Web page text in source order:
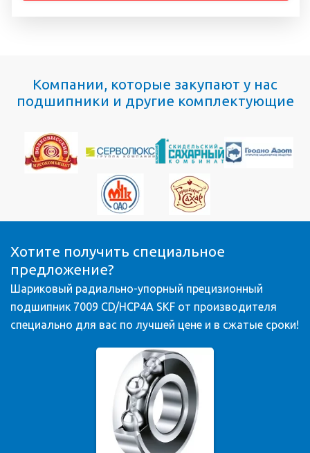
Компании, которые закупают у нас
подшипники и другие комплектующие
Хотите получить специальное
предложение?
Шариковый радиально-упорный прецизионный
подшипник 7009 CD/HCP4A SKF от производителя
специально для вас по лучшей цене и в сжатые сроки!